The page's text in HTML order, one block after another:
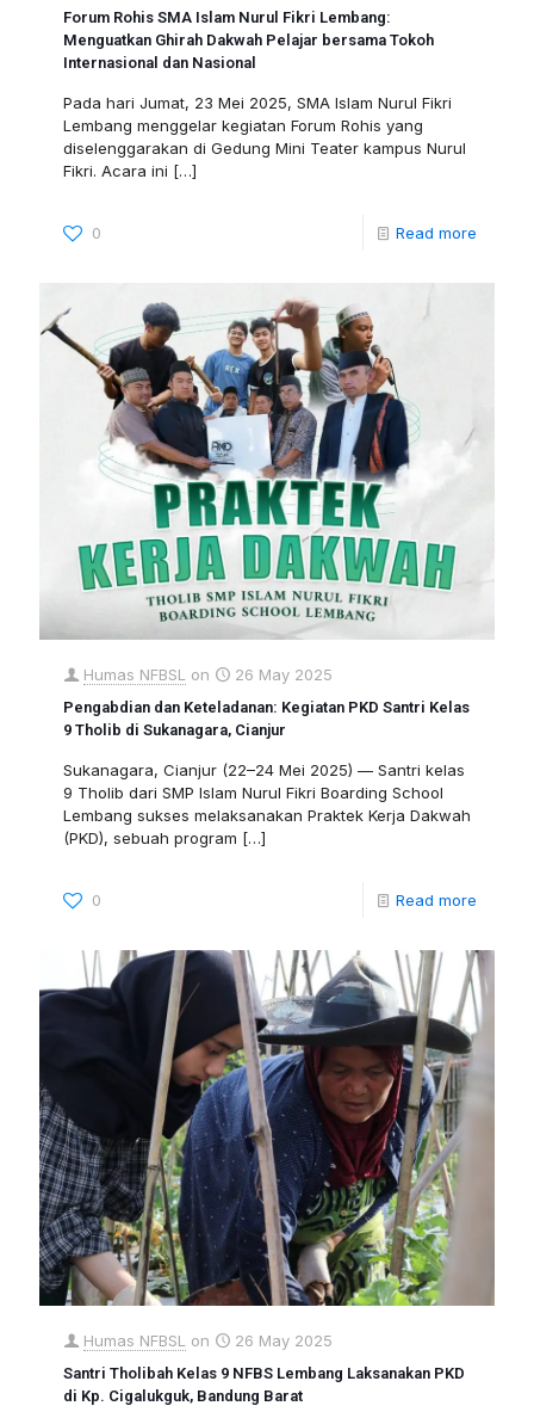
Forum Rohis SMA Islam Nurul Fikri Lembang:
Menguatkan Ghirah Dakwah Pelajar bersama Tokoh
Internasional dan Nasional
Pada hari Jumat, 23 Mei 2025, SMA Islam Nurul Fikri
Lembang menggelar kegiatan Forum Rohis yang
diselenggarakan di Gedung Mini Teater kampus Nurul
Fikri. Acara ini […]
0 Read more
Humas NFBSL on 26 May 2025
Pengabdian dan Keteladanan: Kegiatan PKD Santri Kelas
9 Tholib di Sukanagara, Cianjur
Sukanagara, Cianjur (22–24 Mei 2025) — Santri kelas
9 Tholib dari SMP Islam Nurul Fikri Boarding School
Lembang sukses melaksanakan Praktek Kerja Dakwah
(PKD), sebuah program […]
0 Read more
Humas NFBSL on 26 May 2025
Santri Tholibah Kelas 9 NFBS Lembang Laksanakan PKD
di Kp. Cigalukguk, Bandung Barat